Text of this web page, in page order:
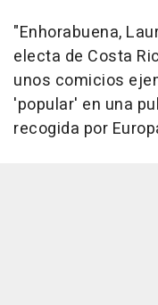
"Enhorabuena,
electa de Costa
unos comicios
'popular' en una
recogida por